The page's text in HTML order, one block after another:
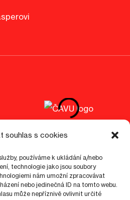
souhlas s cookies
používáme k ukládání a/nebo
technologie jako jsou soubory
nám umožní zpracovávat
nebo jedinečná ID na tomto webu.
může nepříznivě ovlivnit určité
ochrany osobních údajů